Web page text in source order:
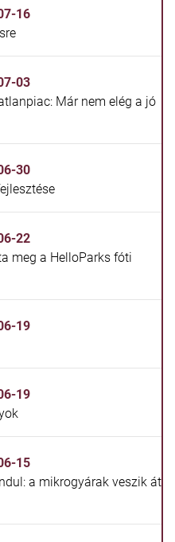
16
03
Már nem elég a jó
30
22
meg a HelloParks fóti
19
19
15
a mikrogyárak veszik át